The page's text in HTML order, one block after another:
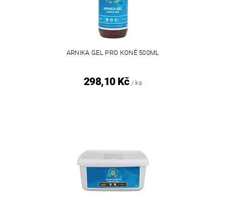
ARNIKA GEL PRO KONĚ 500ML
298,10 Kč / ks